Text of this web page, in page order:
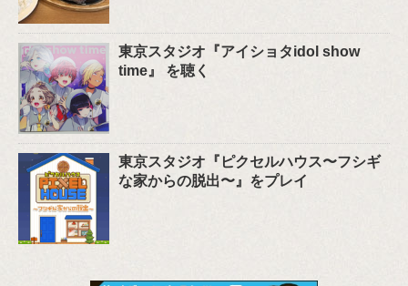
東京スタジオ『アイショタidol show
time』 を聴く
東京スタジオ『ピクセルハウス〜フシギ
な家からの脱出〜』をプレイ